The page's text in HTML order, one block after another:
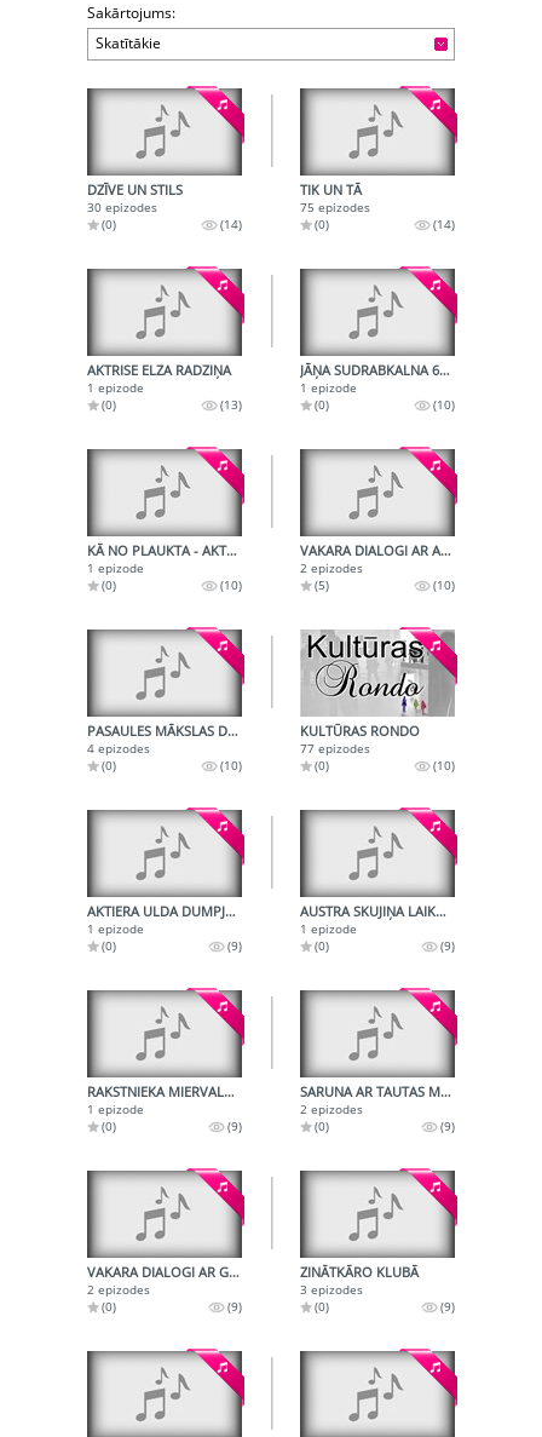
Sakārtojums:
Skatītākie
DZĪVE UN STILS
30 epizodes
(0)
(14)
TIK UN TĀ
75 epizodes
(0)
(14)
AKTRISE ELZA RADZIŅA
1 epizode
(0)
(13)
JĀŅA SUDRABKALNA 60. DZIMŠANAS DIENAS RAIDĪJUMS
1 epizode
(0)
(10)
KĀ NO PLAUKTA - AKTRISE VIJA ARTMANE
1 epizode
(0)
(10)
VAKARA DIALOGI AR AKTIERI JĀNI KUBILI
2 epizodes
(5)
(10)
PASAULES MĀKSLAS DIŽGARI
4 epizodes
(0)
(10)
KULTŪRAS RONDO
77 epizodes
(0)
(10)
AKTIERA ULDA DUMPJA DAIĻRADE
1 epizode
(0)
(9)
AUSTRA SKUJIŅA LAIKABIEDRU ATMIŅĀS
1 epizode
(0)
(9)
RAKSTNIEKA MIERVALDA BIRZES DRAMATURĢIJA
1 epizode
(0)
(9)
SARUNA AR TAUTAS MĀKSLINIECI MAIJU TABAKU
2 epizodes
(0)
(9)
VAKARA DIALOGI AR GUNĀRU CILINSKI
2 epizodes
(0)
(9)
ZINĀTKĀRO KLUBĀ
3 epizodes
(0)
(9)